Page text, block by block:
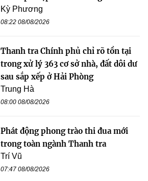
Kỳ Phương
08:22 08/08/2026
Thanh tra Chính phủ chỉ rõ tồn tại
trong xử lý 363 cơ sở nhà, đất dôi dư
sau sắp xếp ở Hải Phòng
Trung Hà
08:00 08/08/2026
Phát động phong trào thi đua mới
trong toàn ngành Thanh tra
Trí Vũ
07:47 08/08/2026